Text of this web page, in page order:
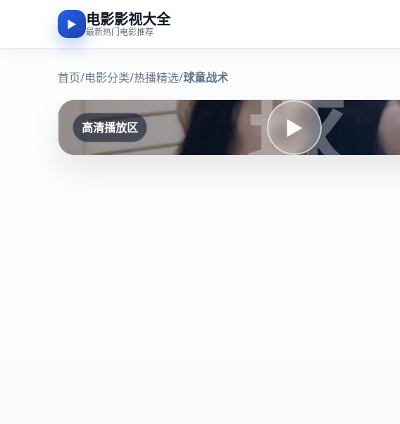
▶ 电影影视大全
最新热门电影推荐
首页/电影分类/热播精选/球童战术 球
▶
高清播放区